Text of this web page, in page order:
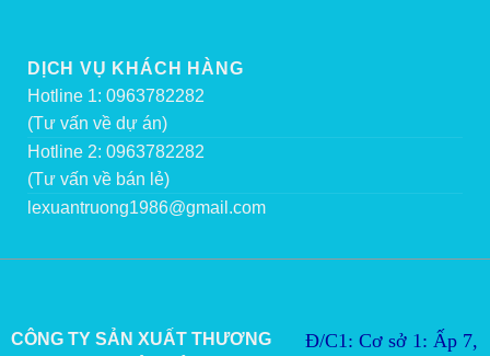
DỊCH VỤ KHÁCH HÀNG
Hotline 1: 0963782282
(Tư vấn về dự án)
Hotline 2: 0963782282
(Tư vấn về bán lẻ)
lexuantruong1986@gmail.com
CÔNG TY SẢN XUẤT THƯƠNG
Đ/C1: Cơ sở 1: Ấp 7,